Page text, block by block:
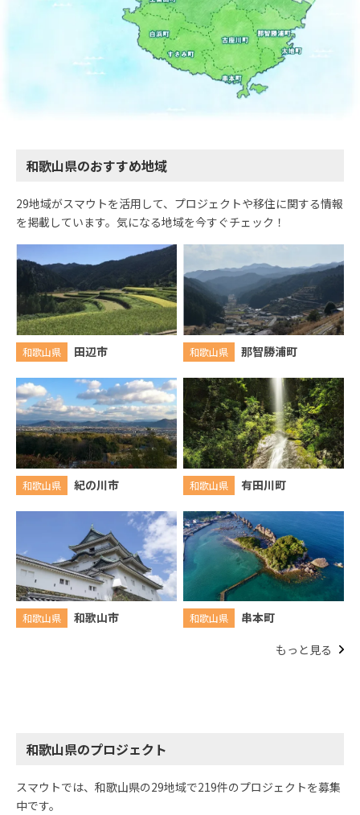
和歌山県のおすすめ地域
29地域がスマウトを活用して、プロジェクトや移住に関する情報
を掲載しています。気になる地域を今すぐチェック！
和歌山県 田辺市 和歌山県 那智勝浦町
和歌山県 紀の川市 和歌山県 有田川町
和歌山県 和歌山市 和歌山県
串本町
もっと見る
和歌山県のプロジェクト
スマウトでは、和歌山県の29地域で219件のプロジェクトを募集
中です。